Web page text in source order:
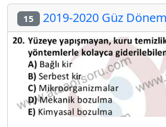
15 2019-2020 Güz